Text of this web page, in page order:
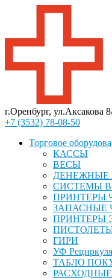
г.Оренбург, ул.Аксакова
+7 (3532) 78-08-50
Торговое
КАССЫ
ВЕСЫ
СИСТЕМЫ
ПРИНТЕРЫ
ЗАПАСНЫЕ
ПРИНТЕРЫ
ГИРИ
УФ
ТАБЛО